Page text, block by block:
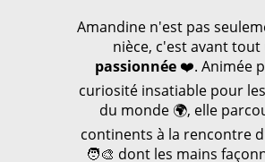
Amandine n'est pas
nièce, c'est avant tout
passionnée❤️. Animée
curiosité insatiable pour
du monde 🌍, elle
continents à la rencontre
🧑‍🎨 dont les mains